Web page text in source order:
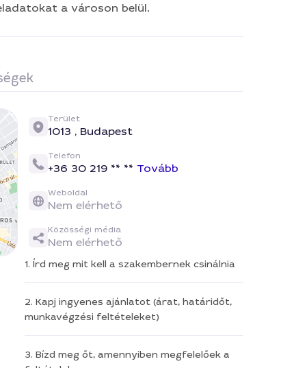
a városon belül.
Terület
1013 , Budapest
Telefon
+36 30 219 ** ** Tovább
Weboldal
Nem elérhető
Közösségi média
Nem elérhető
1. Írd meg mit kell a szakembernek csinálnia
2. Kapj ingyenes ajánlatot (árat, határidőt,
munkavégzési feltételeket)
3. Bízd meg őt, amennyiben megfelelőek a